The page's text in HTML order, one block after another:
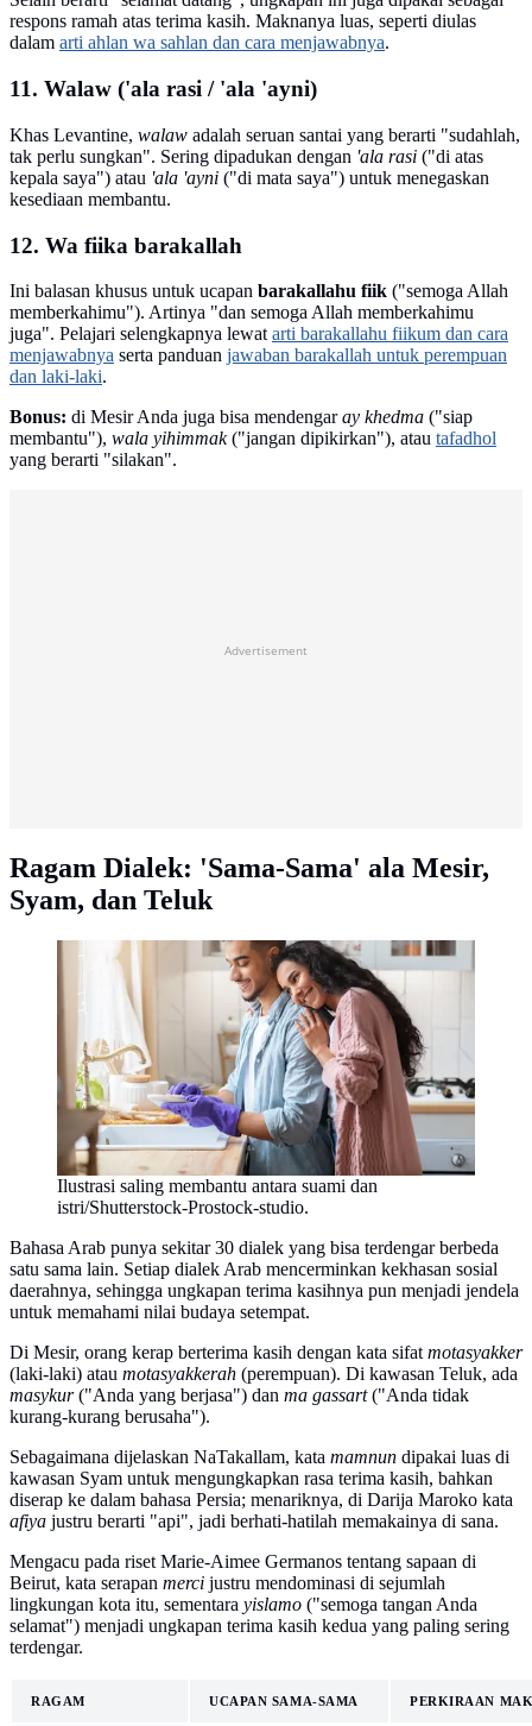
respons ramah atas terima kasih. Maknanya luas, seperti diulas
dalam arti ahlan wa sahlan dan cara menjawabnya.
11. Walaw ('ala rasi / 'ala 'ayni)
Khas Levantine, walaw adalah seruan santai yang berarti "sudahlah,
tak perlu sungkan". Sering dipadukan dengan 'ala rasi ("di atas
kepala saya") atau 'ala 'ayni ("di mata saya") untuk menegaskan
kesediaan membantu.
12. Wa fiika barakallah
Ini balasan khusus untuk ucapan barakallahu fiik ("semoga Allah
memberkahimu"). Artinya "dan semoga Allah memberkahimu
juga". Pelajari selengkapnya lewat arti barakallahu fiikum dan cara
menjawabnya serta panduan jawaban barakallah untuk perempuan
dan laki-laki.
Bonus: di Mesir Anda juga bisa mendengaray khedma ("siap
membantu"), wala yihimmak("jangan dipikirkan"), atau tafadhol
yang berarti "silakan".
Advertisement
Ragam Dialek: 'Sama-Sama' ala Mesir,
Syam, dan Teluk
Ilustrasi saling membantu antara suami dan
istri/Shutterstock-Prostock-studio.
Bahasa Arab punya sekitar 30 dialek yang bisa terdengar berbeda
satu sama lain. Setiap dialek Arab mencerminkan kekhasan sosial
daerahnya, sehingga ungkapan terima kasihnya pun menjadi jendela
untuk memahami nilai budaya setempat.
Di Mesir, orang kerap berterima kasih dengan kata sifat motasyakker
(laki-laki) atau motasyakkerah (perempuan). Di kawasan Teluk, ada
masykur("Anda yang berjasa") dan ma gassart("Anda tidak
kurang-kurang berusaha").
Sebagaimana dijelaskan NaTakallam, kata mamnun dipakai luas di
kawasan Syam untuk mengungkapkan rasa terima kasih, bahkan
diserap ke dalam bahasa Persia; menariknya, di Darija Maroko kata
afiya justru berarti "api", jadi berhati-hatilah memakainya di sana.
Mengacu pada riset Marie-Aimee Germanos tentang sapaan di
Beirut, kata serapan merci justru mendominasi di sejumlah
lingkungan kota itu, sementara yislamo ("semoga tangan Anda
selamat") menjadi ungkapan terima kasih kedua yang paling sering
terdengar.
RAGAM UCAPAN SAMA-SAMA PERKIRAAN